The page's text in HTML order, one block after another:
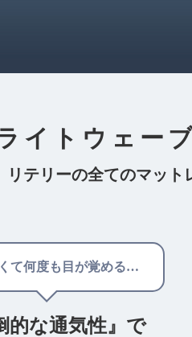
イトウェー
リテリーの全てのマット
て何度も目が覚める…
的な通気性』で